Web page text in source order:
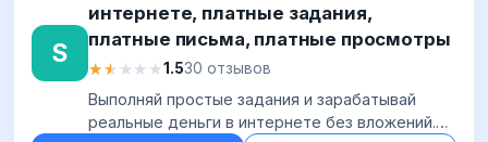
S
интернете, платные задания,
платные письма, платные просмотры
★★★★★
★★★★★1.530 отзывов
Выполняй простые задания и зарабатывай
реальные деньги в интернете без вложений.